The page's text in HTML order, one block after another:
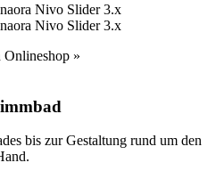
Onlineshop »
bis zur Gestaltung rund um den